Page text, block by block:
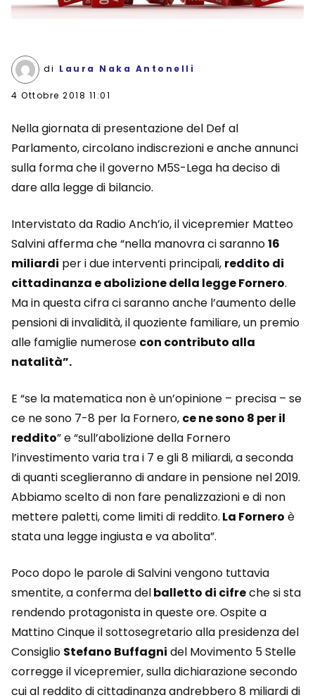
di Laura Naka Antonelli
4 Ottobre 2018 11:01
Nella giornata di presentazione del Def al
Parlamento, circolano indiscrezioni e anche annunci
sulla forma che il governo M5S-Lega ha deciso di
dare alla legge di bilancio.
Intervistato da Radio Anch’io, il vicepremier Matteo
Salvini afferma che “nella manovra ci saranno16
miliardi per i due interventi principali, reddito di
cittadinanza e abolizione della legge Fornero.
Ma in questa cifra ci saranno anche l’aumento delle
pensioni di invalidità, il quoziente familiare, un premio
alle famiglie numerose con contributo alla
natalità”.
E “se la matematica non è un’opinione – precisa – se
ce ne sono 7-8 per la Fornero, ce ne sono 8 per il
reddito” e “sull’abolizione della Fornero
l’investimento varia tra i 7 e gli 8 miliardi, a seconda
di quanti sceglieranno di andare in pensione nel 2019.
Abbiamo scelto di non fare penalizzazioni e di non
mettere paletti, come limiti di reddito. La Fornero è
stata una legge ingiusta e va abolita”.
Poco dopo le parole di Salvini vengono tuttavia
smentite, a conferma delballetto di cifreche si sta
rendendo protagonista in queste ore. Ospite a
Mattino Cinque il sottosegretario alla presidenza del
Consiglio Stefano Buffagni del Movimento 5 Stelle
corregge il vicepremier, sulla dichiarazione secondo
cui al reddito di cittadinanza andrebbero 8 miliardi di